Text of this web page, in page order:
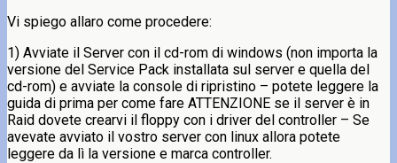
Vi spiego allaro come procedere:
1) Avviate il Server con il cd-rom di windows (non importa la
versione del Service Pack installata sul server e quella del
cd-rom) e avviate la console di ripristino – potete leggere la
guida di prima per come fare ATTENZIONE se il server è in
Raid dovete crearvi il floppy con i driver del controller – Se
avevate avviato il vostro server con linux allora potete
leggere da lì la versione e marca controller.